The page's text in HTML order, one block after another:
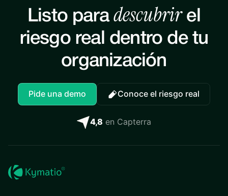
Listo paradescubrirel
riesgo real dentro de tu
organización
Pide una demo Conoce el riesgo real
4,8 en Capterra